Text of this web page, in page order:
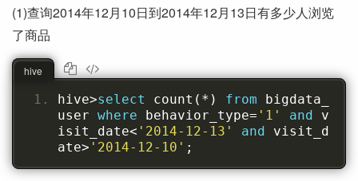
(1)查询2014年12月10日到2014年12月13日有多少人浏览
了商品
hive>select count (*) from bigdata_
user where behavior_type= '1' and v
isit_date< '2014-12-13' and visit_d
ate> '2014-12-10' ;
hive